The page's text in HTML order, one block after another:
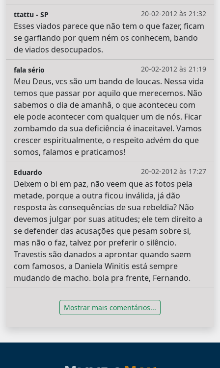
20-02-2012 às 21:32
ttattu - SP
Esses viados parece que não tem o que fazer, ficam
se garfiando por quem ném os conhecem, bando
de viados desocupados.
20-02-2012 às 21:19
fala sério
Meu Deus, vcs são um bando de loucas. Nessa vida
temos que passar por aquilo que merecemos. Não
sabemos o dia de amanhâ, o que aconteceu com
ele pode acontecer com qualquer um de nós. Ficar
zombamdo da sua deficiência é inaceitavel. Vamos
crescer espiritualmente, o respeito advém do que
somos, falamos e praticamos!
20-02-2012 às 17:27
Eduardo
Deixem o bi em paz, não veem que as fotos pela
metade, porque a outra ficou inválida, já dão
resposta às consequências de sua rebeldia? Não
devemos julgar por suas atitudes; ele tem direito a
se defender das acusações que pesam sobre si,
mas não o faz, talvez por preferir o silêncio.
Travestis são danados a aprontar quando saem
com famosos, a Daniela Winitis está sempre
mudando de macho. bola pra frente, Fernando.
Mostrar mais comentários...